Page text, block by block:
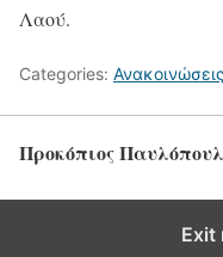
Λαού.
Categories:
Προκόπιος
Exit